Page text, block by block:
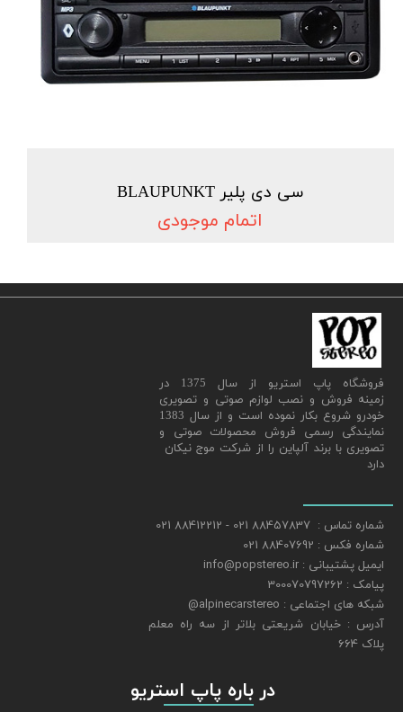
سی دی پلیر BLAUPUNKT
اتمام موجودی
​فروشگاه پاپ استریو از سال 1375 در
زمینه فروش و نصب لوازم صوتی و تصویری
خودرو شروع بکار نموده است و از سال 1383
نمایندگی رسمی فروش محصولات صوتی و
تصویری با برند آلپاین را از شرکت موج نیکان
دارد
شماره تماس : 88457837 021 - 88412212 021
شماره فکس : 88407692 021
ایمیل پشتیبانی : info@popstereo.ir
پیامک : 300070797262
شبکه های اجتماعی : alpinecarstereo@
​​​​​​​آدرس : خیابان شریعتی بلاتر از سه راه معلم
پلاک 664
​​​​​​​ در باره پاپ استریو